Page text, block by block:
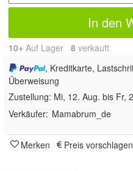
In den
10+ Auf Lager 8 verkauft
, Kreditkarte,
Überweisung
Zustellung: Mi, 12. Aug. bis Fr,
Verkäufer: Mamabrum_de
Merken Preis vorschlagen